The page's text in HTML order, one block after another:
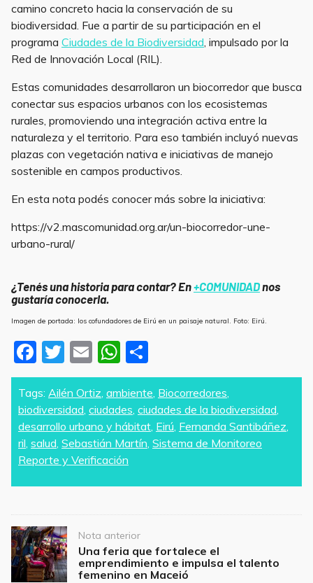
camino concreto hacia la conservación de su
biodiversidad. Fue a partir de su participación en el
programa Ciudades de la Biodiversidad, impulsado por la
Red de Innovación Local (RIL).
Estas comunidades desarrollaron un biocorredor que busca
conectar sus espacios urbanos con los ecosistemas
rurales, promoviendo una integración activa entre la
naturaleza y el territorio. Para eso también incluyó nuevas
plazas con vegetación nativa e iniciativas de manejo
sostenible en campos productivos.
En esta nota podés conocer más sobre la iniciativa:
https://v2.mascomunidad.org.ar/un-biocorredor-une-
urbano-rural/
¿Tenés una historia para contar? En+COMUNIDADnos
gustaría conocerla.
Imagen de portada: los cofundadores de Eirú en un paisaje natural. Foto: Eirú.
F
a
c
e
b
o
o
k
T
w
itt
er
E
m
ai
l
W
h
at
s
A
p
p
h
ar
e
Tags: Ailén Ortiz, ambiente, Biocorredores,
biodiversidad, ciudades, ciudades de la biodiversidad,
desarrollo urbano y hábitat, Eirú, Fernanda Santibáñez,
ril, salud, Sebastián Martín, Sistema de Monitoreo
Reporte y Verificación
Post
navigation
Nota anterior
Una feria que fortalece el
emprendimiento e impulsa el talento
femenino en Maceió